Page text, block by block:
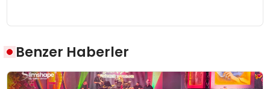
Benzer Haberler